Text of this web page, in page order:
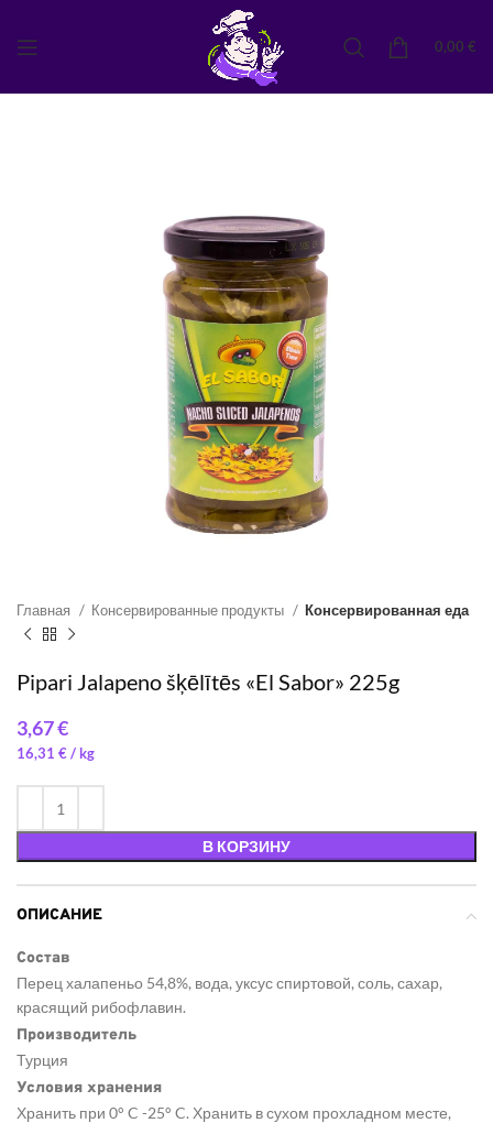
0,00 €
Главная Консервированные продукты Консервированная еда
Pipari Jalapeno šķēlītēs «El Sabor» 225g
€
16,31 €/
В КОРЗИНУ
ОПИСАНИЕ
Состав
Перец халапеньо 54,8%, вода, уксус спиртовой, соль, сахар,
красящий рибофлавин.
Производитель
Турция
Условия хранения
Хранить при 0° C -25° C. Хранить в сухом прохладном месте,